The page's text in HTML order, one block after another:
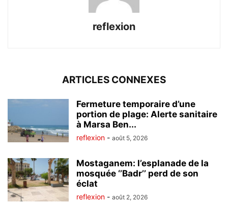
reflexion
ARTICLES CONNEXES
Fermeture temporaire d’une
portion de plage: Alerte sanitaire
à Marsa Ben...
reflexion - août 5, 2026
Mostaganem: l’esplanade de la
mosquée ‘’Badr’’ perd de son
éclat
reflexion - août 2, 2026